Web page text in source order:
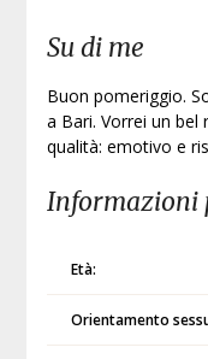
Su di me
Buon pomeriggio.
a Bari. Vorrei un bel
qualità: emotivo e
Informazioni
Età:
Orientamento